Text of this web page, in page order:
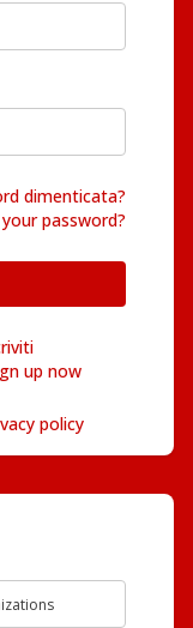
dimenticata?
password?
up now
policy